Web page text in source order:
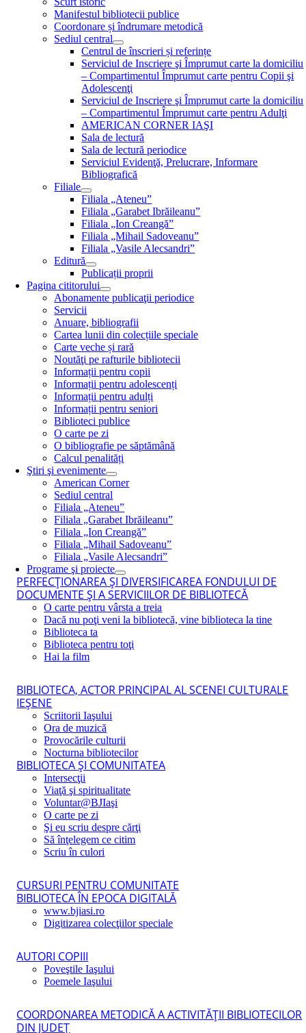
Manifestul bibliotecii publice
Coordonare și îndrumare metodică
Sediul central
Centrul de înscrieri și referințe
Serviciul de Inscriere şi Împrumut carte la domiciliu
– Compartimentul Împrumut carte pentru Copii şi
Adolescenţi
Serviciul de Inscriere şi Împrumut carte la domiciliu
– Compartimentul Împrumut carte pentru Adulţi
AMERICAN CORNER IAŞI
Sala de lectură
Sala de lectură periodice
Serviciul Evidenţă, Prelucrare, Informare
Bibliografică
Filiale
Filiala „Ateneu”
Filiala „Garabet Ibrăileanu”
Filiala „Ion Creangă”
Filiala „Mihail Sadoveanu”
Filiala „Vasile Alecsandri”
Editură
Publicații proprii
Pagina cititorului
Abonamente publicaţii periodice
Servicii
Anuare, bibliografii
Cartea lunii din colecțiile speciale
Carte veche și rară
Noutăţi pe rafturile bibliotecii
Informații pentru copii
Informații pentru adolescenți
Informații pentru adulți
Informații pentru seniori
Biblioteci publice
O carte pe zi
O bibliografie pe săptămână
Calcul penalități
Ştiri şi evenimente
American Corner
Sediul central
Filiala „Ateneu”
Filiala „Garabet Ibrăileanu”
Filiala „Ion Creangă”
Filiala „Mihail Sadoveanu”
Filiala „Vasile Alecsandri”
Programe şi proiecte
PERFECŢIONAREA ŞI DIVERSIFICAREA FONDULUI DE
DOCUMENTE ŞI A SERVICIILOR DE BIBLIOTECĂ
O carte pentru vârsta a treia
Dacă nu poţi veni la bibliotecă, vine biblioteca la tine
Biblioteca ta
Biblioteca pentru toţi
Hai la film
BIBLIOTECA, ACTOR PRINCIPAL AL SCENEI CULTURALE
IEŞENE
Scriitorii Iaşului
Ora de muzică
Provocările culturii
Nocturna bibliotecilor
BIBLIOTECA ŞI COMUNITATEA
Intersecţii
Viaţă şi spiritualitate
Voluntar@BJIaşi
O carte pe zi
Şi eu scriu despre cărţi
Să înţelegem ce citim
Scriu în culori
CURSURI PENTRU COMUNITATE
BIBLIOTECA ÎN EPOCA DIGITALĂ
www.bjiasi.ro
Digitizarea colecţiilor speciale
AUTORI COPIII
Poveştile Iaşului
Poemele Iaşului
COORDONAREA METODICĂ A ACTIVITĂŢII BIBLIOTECILOR
DIN JUDEŢ